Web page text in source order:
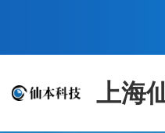
上海